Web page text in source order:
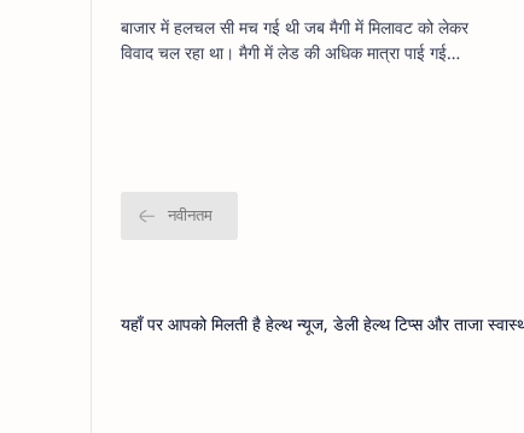
बाजार में हलचल सी मच गई थी जब मैगी में मिलावट को लेकर
विवाद चल रहा था। मैगी में लेड की अधिक मात्रा पाई गई
यहाँ पर आपको मिलती है हेल्थ न्यूज, डेली हेल्थ टिप्स और ताजा